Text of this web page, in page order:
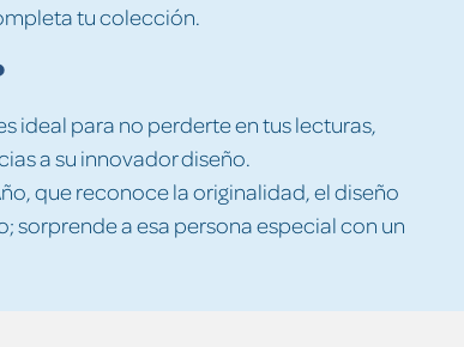
tu colección.
ideal para no perderte en tus lecturas,
a su innovador diseño.
que reconoce la originalidad, el diseño
sorprende a esa persona especial con un